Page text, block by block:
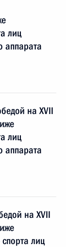
лиц
аппарата
на XVII
лиц
аппарата
на XVII
спорта лиц